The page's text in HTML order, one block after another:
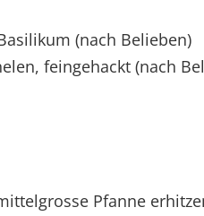
(nach Belieben)
feingehackt (nach
Pfanne